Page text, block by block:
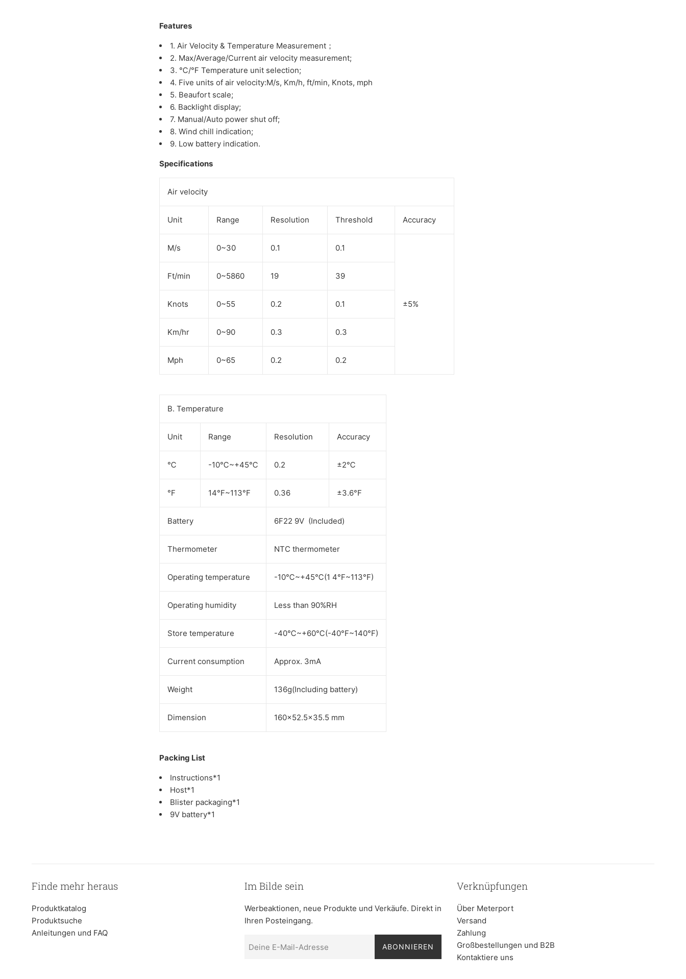
Features
1. Air Velocity & Temperature Measurement；
2. Max/Average/Current air velocity measurement;
3. ℃/℉ Temperature unit selection;
4. Five units of air velocity:M/s, Km/h, ft/min, Knots, mph
5. Beaufort scale;
6. Backlight display;
7. Manual/Auto power shut off;
8. Wind chill indication;
9. Low battery indication.
Specifications
Air velocity
Unit Range Resolution Threshold Accuracy
M/s 0~30 0.1 0.1
±5%
Ft/min 0~5860 19 39
Knots 0~55 0.2 0.1
Km/hr 0~90 0.3 0.3
Mph 0~65 0.2 0.2
B. Temperature
Unit Range Resolution Accuracy
℃ -10℃~+45℃ 0.2 ±2℃
°F 14°F~113°F 0.36 ±3.6°F
Battery 6F22 9V (Included)
Thermometer NTC thermometer
Operating temperature -10℃~+45℃(1 4°F~113°F)
Operating humidity Less than 90%RH
Store temperature -40℃~+60℃(-40°F~140°F)
Current consumption Approx. 3mA
Weight 136g(Including battery)
Dimension 160x52.5x35.5 mm
Packing List
Instructions*1
Host*1
Blister packaging*1
9V battery*1
Finde mehr heraus
Produktkatalog
Produktsuche
Anleitungen und FAQ
Im Bilde sein
Werbeaktionen, neue Produkte und Verkäufe. Direkt in
Ihren Posteingang.
ABONNIEREN
Verknüpfungen
Über Meterport
Versand
Zahlung
Großbestellungen und B2B
Kontaktiere uns